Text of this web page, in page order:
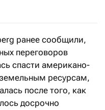
ранее сообщили,
переговоров
спасти американо-
ресурсам,
после того, как
досрочно